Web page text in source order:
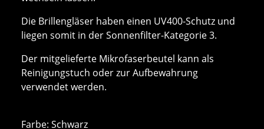
Die Brillengläser haben einen UV400-Schutz und
liegen somit in der Sonnenfilter-Kategorie 3.
Der mitgelieferte Mikrofaserbeutel kann als
Reinigungstuch oder zur Aufbewahrung
verwendet werden.
Farbe: Schwarz